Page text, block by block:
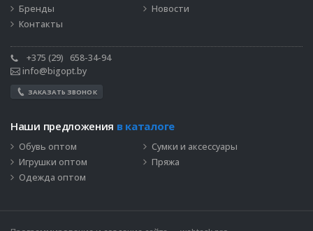
Бренды
Новости
Контакты
+375 (29)
658-34-94
info@bigopt.by
ЗАКАЗАТЬ ЗВОНОК
Наши предложения в каталоге
Обувь оптом
Сумки и аксессуары
Игрушки оптом
Пряжа
Одежда оптом